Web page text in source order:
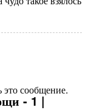
сообщение.
- 1 |